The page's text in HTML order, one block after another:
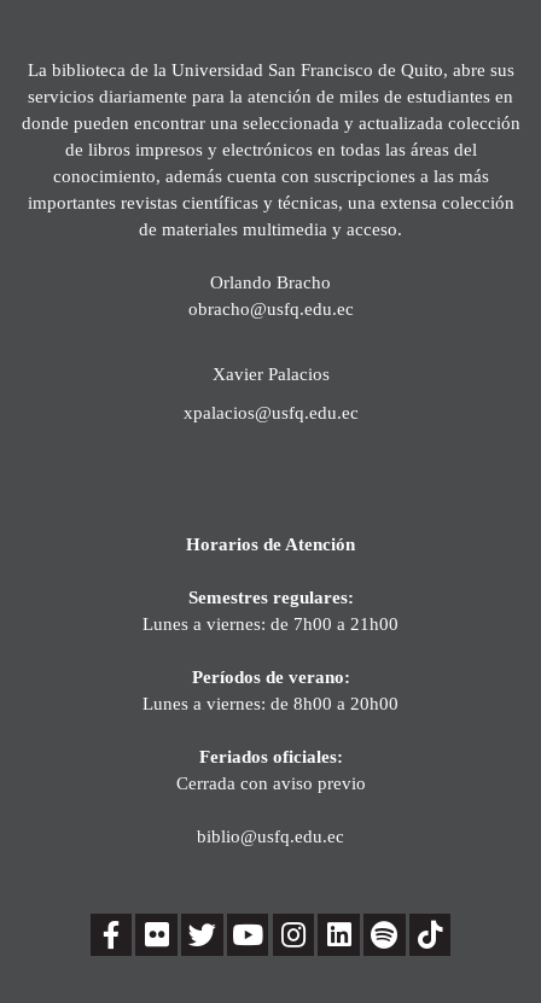
La biblioteca de la Universidad San Francisco de Quito, abre sus
servicios diariamente para la atención de miles de estudiantes en
donde pueden encontrar una seleccionada y actualizada colección
de libros impresos y electrónicos en todas las áreas del
conocimiento, además cuenta con suscripciones a las más
importantes revistas científicas y técnicas, una extensa colección
de materiales multimedia y acceso.
Orlando Bracho
obracho@usfq.edu.ec
Xavier Palacios
xpalacios@usfq.edu.ec
Horarios de Atención
Semestres regulares:
Lunes a viernes: de 7h00 a 21h00
Períodos de verano:
Lunes a viernes: de 8h00 a 20h00
Feriados oficiales:
Cerrada con aviso previo
biblio@usfq.edu.ec